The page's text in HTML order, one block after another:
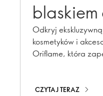
Hidden
Odkryj
kosmetyków i
Oriflame, która
świątecznym
CZYTAJ TERAZ